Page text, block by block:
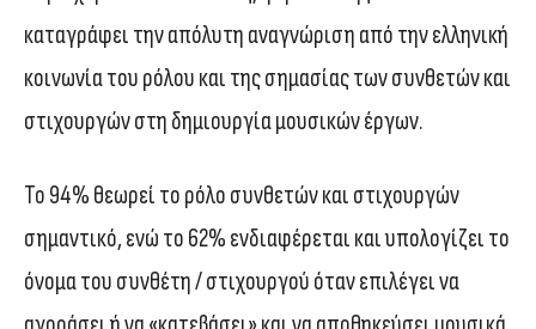
καταγράφει την απόλυτη αναγνώριση από την ελληνική
κοινωνία του ρόλου και της σημασίας των συνθετών και
στιχουργών στη δημιουργία μουσικών έργων.
Το 94% θεωρεί το ρόλο συνθετών και στιχουργών
σημαντικό, ενώ το 62% ενδιαφέρεται και υπολογίζει το
όνομα του συνθέτη / στιχουργού όταν επιλέγει να